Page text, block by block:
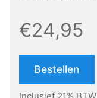
€24,95
Bestellen